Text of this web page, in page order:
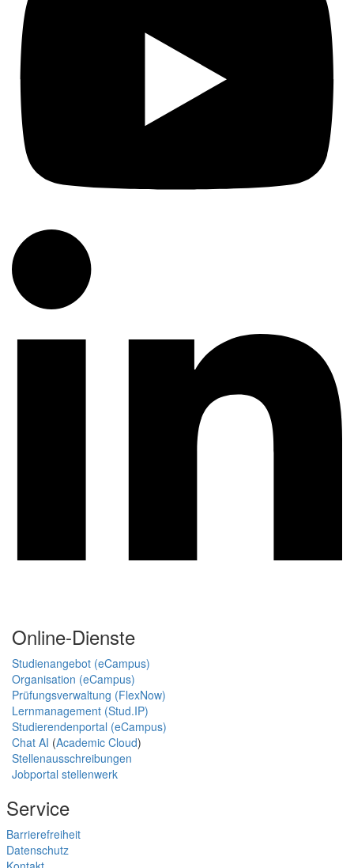
Online-Dienste
Studienangebot (eCampus)
Organisation (eCampus)
Prüfungsverwaltung (FlexNow)
Lernmanagement (Stud.IP)
Studierendenportal (eCampus)
Chat AI (Academic Cloud)
Stellenausschreibungen
Jobportal stellenwerk
Service
Barrierefreiheit
Datenschutz